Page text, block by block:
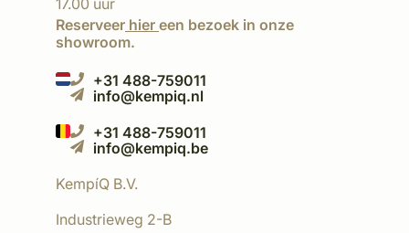
17.00 uur
Reserveer hier een bezoek in onze
showroom.
+31 488-759011
info@kempiq.nl
+31 488-759011
info@kempiq.be
KempíQ B.V.
Industrieweg 2-B